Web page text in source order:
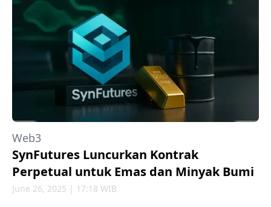
Web3
SynFutures Luncurkan Kontrak
Perpetual untuk Emas dan Minyak Bumi
June 26, 2025 | 17:18 WIB